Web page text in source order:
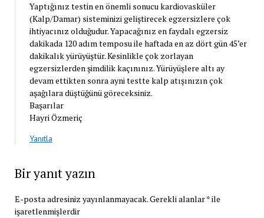
Yaptığınız testin en önemli sonucu kardiovasküler
(Kalp/Damar) sisteminizi geliştirecek egzersizlere çok
ihtiyacınız olduğudur. Yapacağınız en faydalı egzersiz
dakikada 120 adım temposu ile haftada en az dört gün 45’er
dakikalık yürüyüştür. Kesinlikle çok zorlayan
egzersizlerden şimdilik kaçınınız. Yürüyüşlere altı ay
devam ettikten sonra ayni testte kalp atışınızın çok
aşağılara düştüğünü göreceksiniz.
Başarılar
Hayri Özmeriç
Yanıtla
Bir yanıt yazın
E-posta adresiniz yayınlanmayacak.Gerekli alanlar*ile
işaretlenmişlerdir